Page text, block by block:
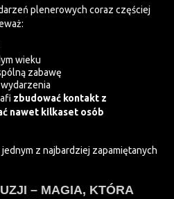
plenerowych coraz częściej
wieku
zabawę
zbudować kontakt z
nawet kilkaset osób
z najbardziej zapamiętanych
– MAGIA, KTÓRA